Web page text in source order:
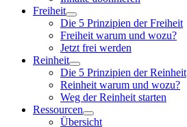
Freiheit
Die 5 Prinzipien der Freiheit
Freiheit warum und wozu?
Jetzt frei werden
Reinheit
Die 5 Prinzipien der Reinheit
Reinheit warum und wozu?
Weg der Reinheit starten
Ressourcen
Übersicht